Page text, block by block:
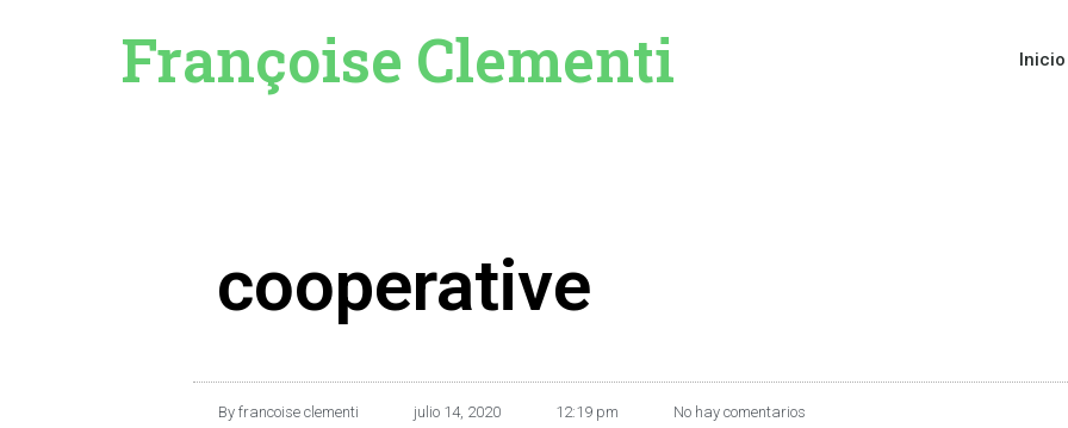
Françoise Clementi Inicio
cooperative
By francoise clementi julio 14, 2020 12:19 pm No hay comentarios